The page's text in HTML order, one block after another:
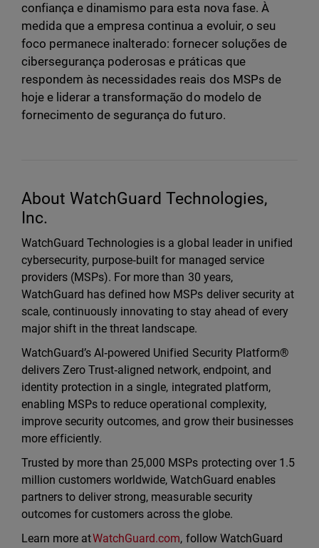
confiança e dinamismo para esta nova fase. À
medida que a empresa continua a evoluir, o seu
foco permanece inalterado: fornecer soluções de
cibersegurança poderosas e práticas que
respondem às necessidades reais dos MSPs de
hoje e liderar a transformação do modelo de
fornecimento de segurança do futuro.
About WatchGuard Technologies,
Inc.
WatchGuard Technologies is a global leader in unified
cybersecurity, purpose‑built for managed service
providers (MSPs). For more than 30 years,
WatchGuard has defined how MSPs deliver security at
scale, continuously innovating to stay ahead of every
major shift in the threat landscape.
WatchGuard’s AI‑powered Unified Security Platform®
delivers Zero Trust‑aligned network, endpoint, and
identity protection in a single, integrated platform,
enabling MSPs to reduce operational complexity,
improve security outcomes, and grow their businesses
more efficiently.
Trusted by more than 25,000 MSPs protecting over 1.5
million customers worldwide, WatchGuard enables
partners to deliver strong, measurable security
outcomes for customers across the globe.
Learn more atWatchGuard.com, follow WatchGuard